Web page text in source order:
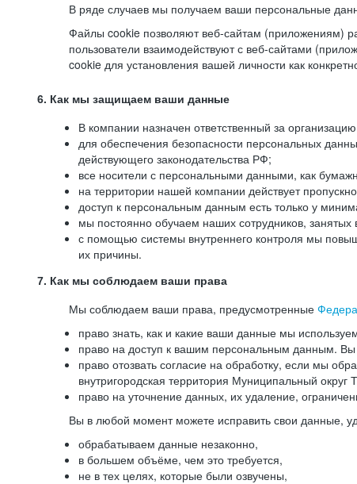
В ряде случаев мы получаем ваши персональные
Файлы cookie позволяют веб-сайтам (приложениям)
пользователи взаимодействуют с веб-сайтами
cookie для установления вашей личности как
6. Как мы защищаем ваши данные
В компании назначен ответственный за
для обеспечения безопасности персональных
действующего законодательства РФ;
все носители с персональными данными, как
на территории нашей компании действует
доступ к персональным данным есть только у
мы постоянно обучаем наших сотрудников,
с помощью системы внутреннего контроля мы
их причины.
7. Как мы соблюдаем ваши права
Мы соблюдаем ваши права, предусмотренные
право знать, как и какие ваши данные мы
право на доступ к вашим персональным данным.
право отозвать согласие на обработку, если мы
внутригородская территория Муниципальный
право на уточнение данных, их удаление,
Вы в любой момент можете исправить свои данные,
обрабатываем данные незаконно,
в большем объёме, чем это требуется,
не в тех целях, которые были озвучены,